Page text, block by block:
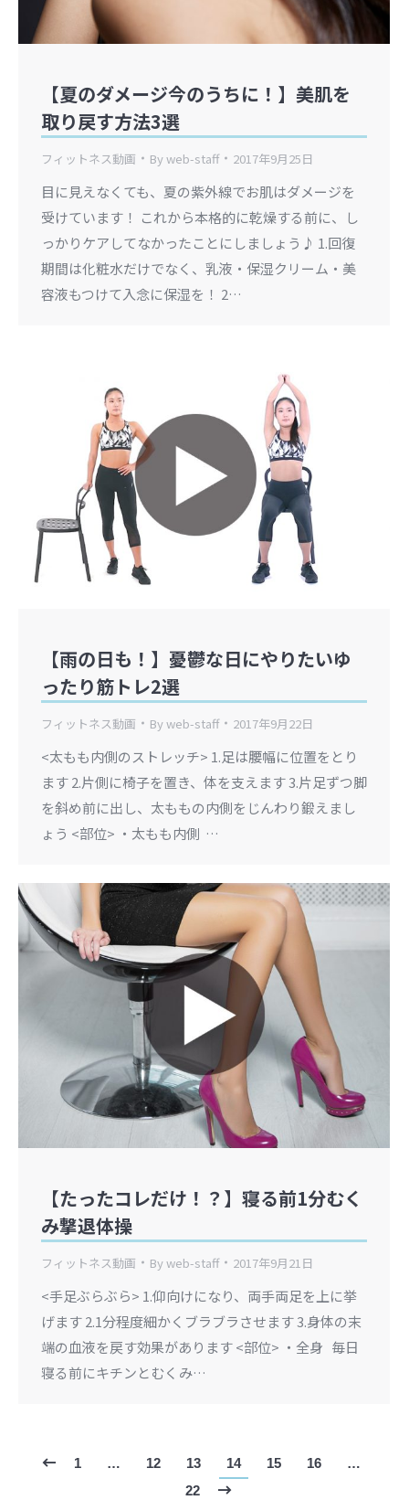
【夏のダメージ今のうちに！】美肌を
取り戻す方法3選
フィットネス動画 Byweb-staff 2017年9月25日
目に見えなくても、夏の紫外線でお肌はダメージを
受けています！ これから本格的に乾燥する前に、し
っかりケアしてなかったことにしましょう♪ 1.回復
期間は化粧水だけでなく、乳液・保湿クリーム・美
容液もつけて入念に保湿を！ 2…
【雨の日も！】憂鬱な日にやりたいゆ
ったり筋トレ2選
フィットネス動画 Byweb-staff 2017年9月22日
<太もも内側のストレッチ> 1.足は腰幅に位置をとり
ます 2.片側に椅子を置き、体を支えます 3.片足ずつ脚
を斜め前に出し、太ももの内側をじんわり鍛えまし
ょう <部位> ・太もも内側 …
【たったコレだけ！？】寝る前1分むく
み撃退体操
フィットネス動画 Byweb-staff 2017年9月21日
<手足ぶらぶら> 1.仰向けになり、両手両足を上に挙
げます 2.1分程度細かくブラブラさせます 3.身体の末
端の血液を戻す効果があります <部位> ・全身 毎日
寝る前にキチンとむくみ…
1 … 12 13 14 15 16
…
22